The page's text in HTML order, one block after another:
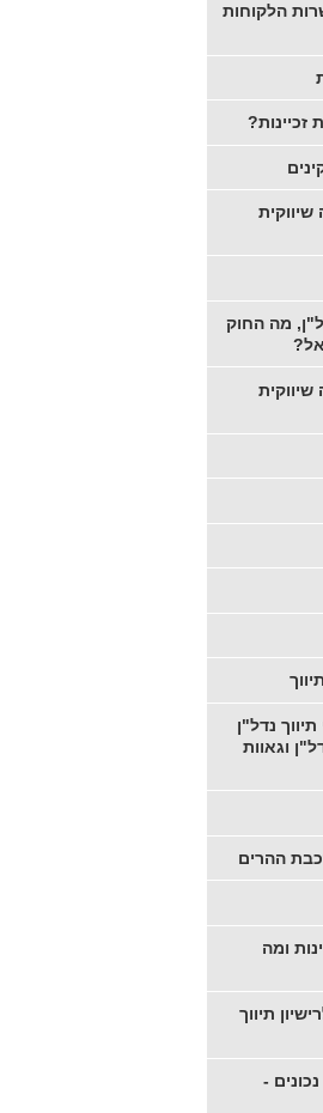
הלקוחות
זכיינות?
מה החוק
נדל"ן
וגאוות
ההרים
ומה
תיווך
-